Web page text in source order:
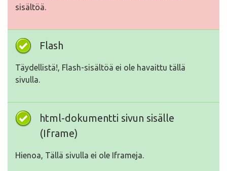
sisältöä.
Flash
Täydellistä!, Flash-sisältöä ei ole havaittu tällä
sivulla.
html-dokumentti sivun sisälle
(Iframe)
Hienoa, Tällä sivulla ei ole Iframeja.